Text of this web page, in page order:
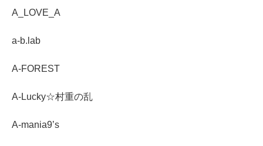
A_LOVE_A
a-b.lab
A-FOREST
A-Lucky☆村重の乱
A-mania9’s